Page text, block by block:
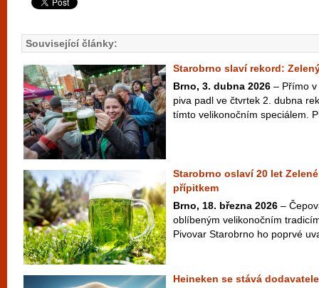
Související články:
Starobrno slaví rekord:
Brno, 3. dubna 2026 – Přímo
piva padl ve čtvrtek 2. dubna
tímto velikonočním speciálem.
Starobrno oslaví 20 let
přípitkem
Brno, 18. března 2026 –
oblíbeným velikonočním
Pivovar Starobrno ho poprvé
Heineken se stává